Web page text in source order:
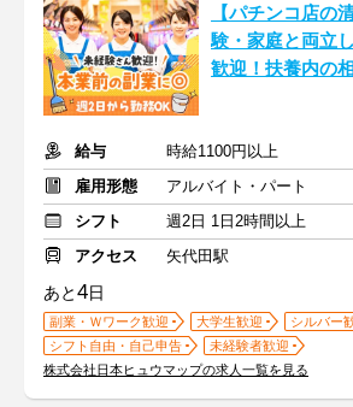
【パチンコ店の
験・家庭と両立
歓迎！扶養内の
給与
時給1100円以上
雇用形態
アルバイト・パート
シフト
週2日 1日2時間以上
アクセス
矢代田駅
あと4日
副業・Ｗワーク歓迎 大学生歓迎
シルバー
シフト自由・自己申告
未経験者歓迎
株式会社日本ヒュウマップの求人一覧を見る